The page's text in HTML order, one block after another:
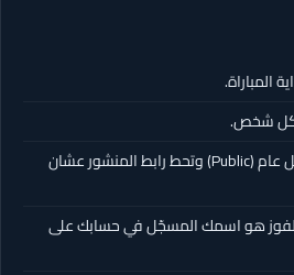
المباراة.
شخص.
لازم تشارك تشكيلك بشكل عام (Public) وتحط رابط المنشور عشان
هو اسمك المسجّل في حسابك على